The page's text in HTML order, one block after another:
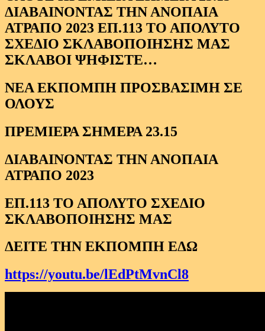
ΣΚΛΑΒΟΙ ΨΗΦΙΣΤΕ…
ΝΕΑ ΕΚΠΟΜΠΗ ΠΡΟΣΒΑΣΙΜΗ ΣΕ
ΟΛΟΥΣ
ΠΡΕΜΙΕΡΑ ΣΗΜΕΡΑ 23.15
ΔΙΑΒΑΙΝΟΝΤΑΣ ΤΗΝ ΑΝΟΠΑΙΑ
ΑΤΡΑΠΟ 2023
ΕΠ.113 ΤΟ ΑΠΟΛΥΤΟ ΣΧΕΔΙΟ
ΣΚΛΑΒΟΠΟΙΗΣΗΣ ΜΑΣ
ΔΕΙΤΕ ΤΗΝ ΕΚΠΟΜΠΗ ΕΔΩ
https://youtu.be/lEdPtMvnCl8